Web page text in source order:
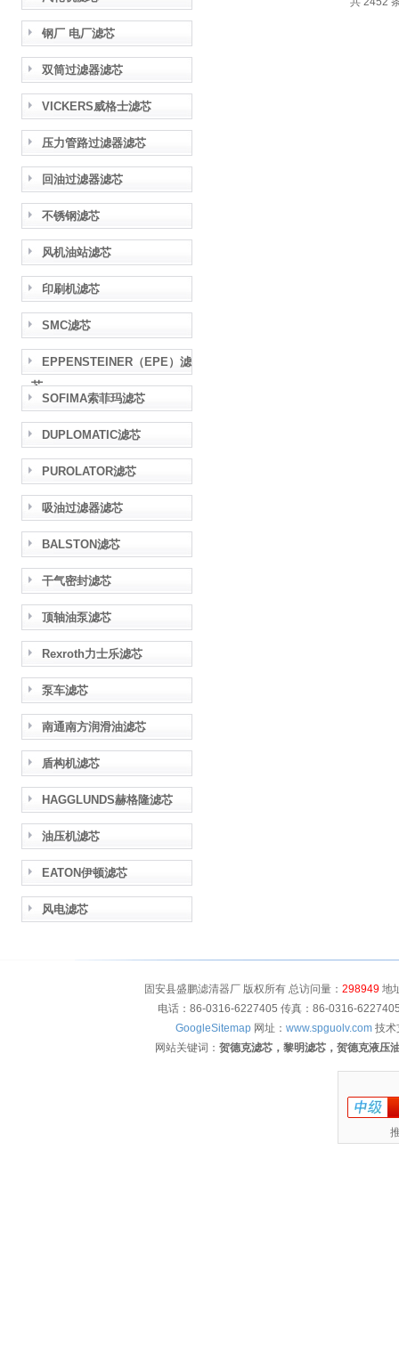
钢厂 电厂滤芯
双筒过滤器滤芯
VICKERS威格士滤芯
压力管路过滤器滤芯
回油过滤器滤芯
不锈钢滤芯
风机油站滤芯
印刷机滤芯
SMC滤芯
EPPENSTEINER（EPE）滤
芯
SOFIMA索菲玛滤芯
DUPLOMATIC滤芯
PUROLATOR滤芯
吸油过滤器滤芯
BALSTON滤芯
干气密封滤芯
顶轴油泵滤芯
Rexroth力士乐滤芯
泵车滤芯
南通南方润滑油滤芯
盾构机滤芯
HAGGLUNDS赫格隆滤芯
油压机滤芯
EATON伊顿滤芯
风电滤芯
固安县盛鹏滤清器厂 版权所有 总访问量： 298949地
电话：86-0316-6227405 传真：86-0316-
GoogleSitemap 网址： www.spguolv.com 技术
网站关键词： 贺德克滤芯，黎明滤芯，贺德克液压